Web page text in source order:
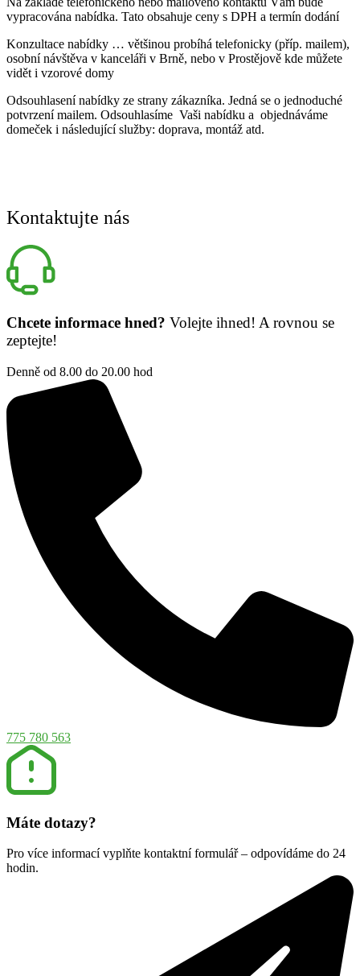
vypracována nabídka. Tato obsahuje ceny s DPH a termín dodání
Konzultace nabídky … většinou probíhá telefonicky (příp. mailem),
osobní návštěva v kanceláři v Brně, nebo v Prostějově kde můžete
vidět i vzorové domy
Odsouhlasení nabídky ze strany zákazníka. Jedná se o jednoduché
potvrzení mailem. Odsouhlasíme Vaši nabídku a objednáváme
domeček i následující služby: doprava, montáž atd.
Kontaktujte nás
Chcete informace hned? Volejte ihned! A rovnou se
zeptejte!
Denně od 8.00 do 20.00 hod
775 780 563
Máte dotazy?
Pro více informací vyplňte kontaktní formulář – odpovídáme do 24
hodin.